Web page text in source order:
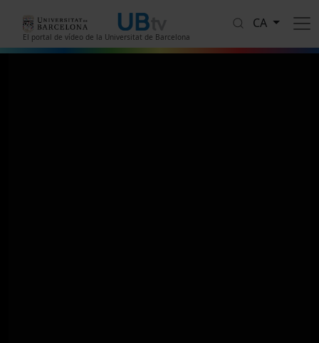
El portal de vídeo de la Universitat de Barcelona
CA